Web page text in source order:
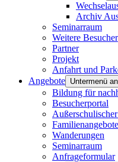
Archiv
Seminarraum
Weitere
Partner
Projekt
Anfahrt und
Angebote Untermenü
Bildung für
Besucherportal
Familienangebote
Wanderungen
Seminarraum
Anfrageformular